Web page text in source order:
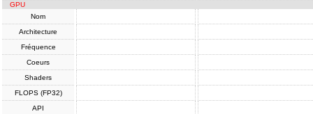
GPU
Nom
Architecture
Fréquence
Coeurs
Shaders
FLOPS (FP32)
API